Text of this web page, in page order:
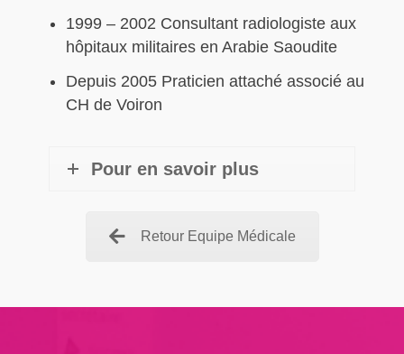
1999 – 2002 Consultant radiologiste aux
hôpitaux militaires en Arabie Saoudite
Depuis 2005 Praticien attaché associé au
CH de Voiron
Pour en savoir plus
Retour Equipe Médicale